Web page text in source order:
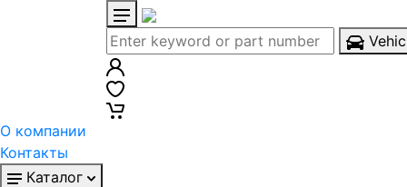
О компании
Контакты
Каталог